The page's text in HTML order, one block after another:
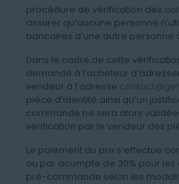
procédure de vérification des
assurer qu’aucune personne
bancaires d’une autre personne
Dans le cadre de cette
demandé à l’acheteur
vendeur à l’adresse
pièce d’identité ainsi qu’un
commande ne sera alors
vérification par le vendeur des
Le paiement du prix s’effectue
ou par acompte de 30% pour
pré-commande selon les